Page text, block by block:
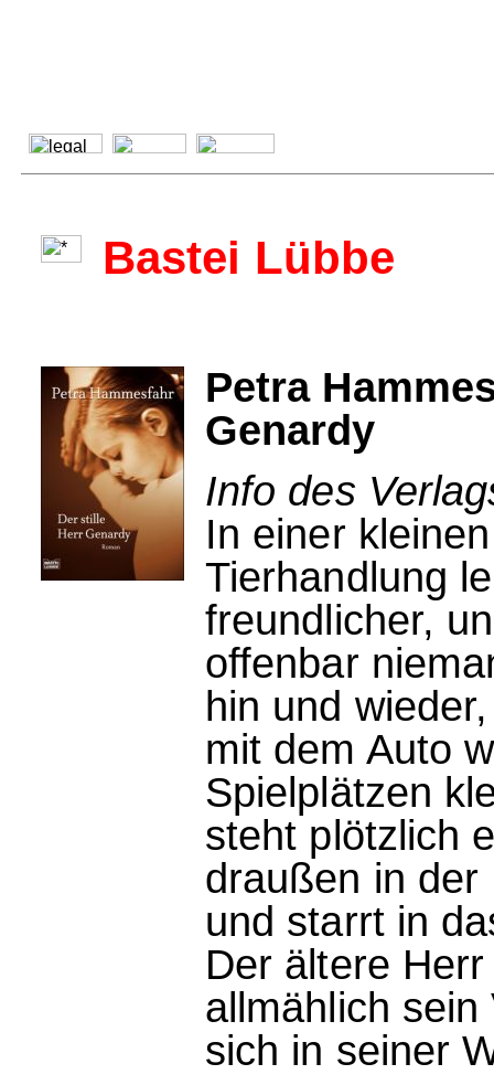
Bastei Lübbe
Petra
Genardy
Info des
In einer
Tierhandlung
freundlicher,
offenbar
hin und
mit dem Auto
Spielplätzen
steht plötzlich
draußen in der
und starrt in
Der ältere
allmählich
sich in seiner